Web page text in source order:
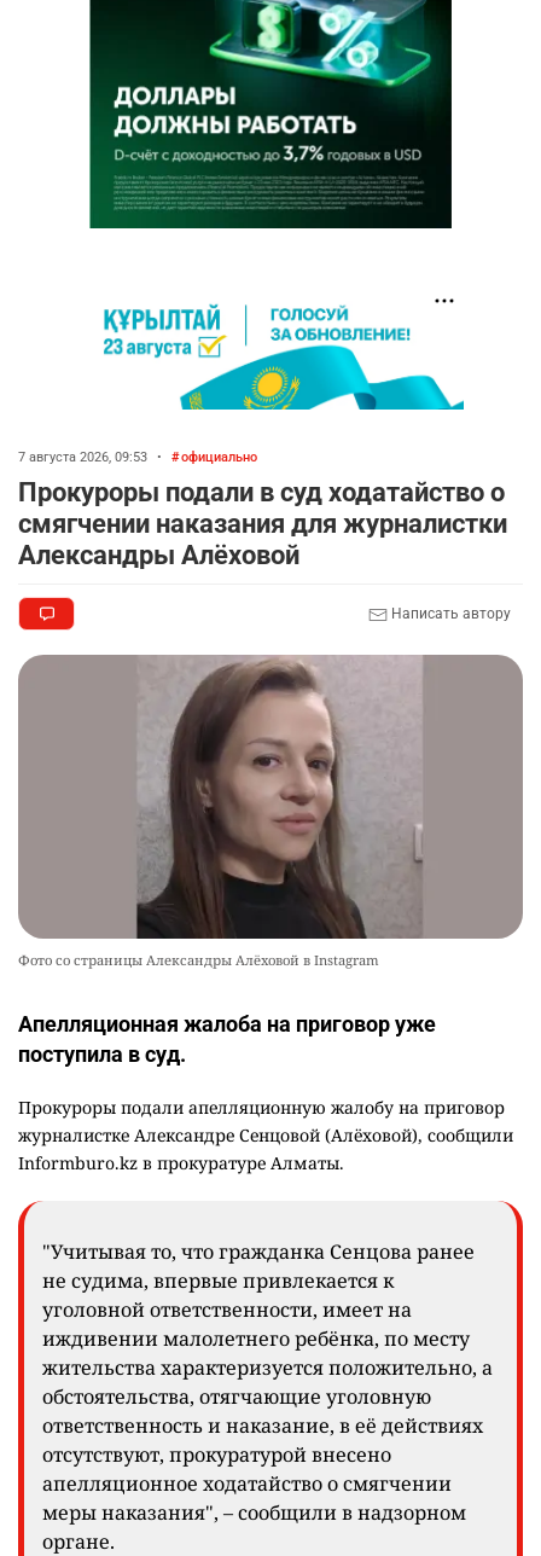
7 августа 2026, 09:53 • официально
Прокуроры подали в суд ходатайство о
смягчении наказания для журналистки
Александры Алёховой
Написать автору
Фото со страницы Александры Алёховой в Instagram
Апелляционная жалоба на приговор уже
поступила в суд.
Прокуроры подали апелляционную жалобу на приговор
журналистке Александре Сенцовой (Алёховой), сообщили
Informburo.kz в прокуратуре Алматы.
"Учитывая то, что гражданка Сенцова ранее
не судима, впервые привлекается к
уголовной ответственности, имеет на
иждивении малолетнего ребёнка, по месту
жительства характеризуется положительно, а
обстоятельства, отягчающие уголовную
ответственность и наказание, в её действиях
отсутствуют, прокуратурой внесено
апелляционное ходатайство о смягчении
меры наказания", – сообщили в надзорном
органе.